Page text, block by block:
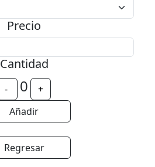
Precio
Cantidad
0